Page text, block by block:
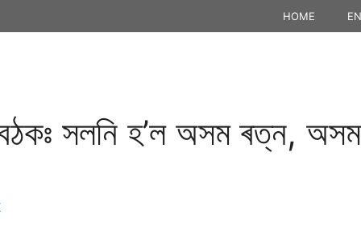
HOME
সলনি হ’ল অসম ৰত্ন,